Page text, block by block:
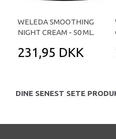
WELEDA SMOOTHING
NIGHT CREAM - 50 ML.
231,95 DKK
DINE SENEST SETE